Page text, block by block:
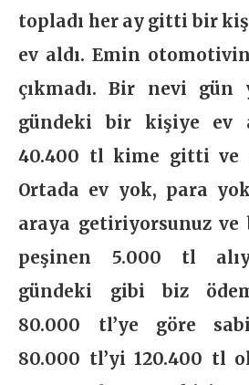
topladı her ay gitti bir
ev aldı. Emin
çıkmadı. Bir nevi gün
gündeki bir kişiye ev
40.400 tl kime gitti ve
Ortada ev yok, para
araya getiriyorsunuz ve
peşinen 5.000 tl
gündeki gibi biz
80.000 tl’ye göre
80.000 tl’yi 120.400 tl